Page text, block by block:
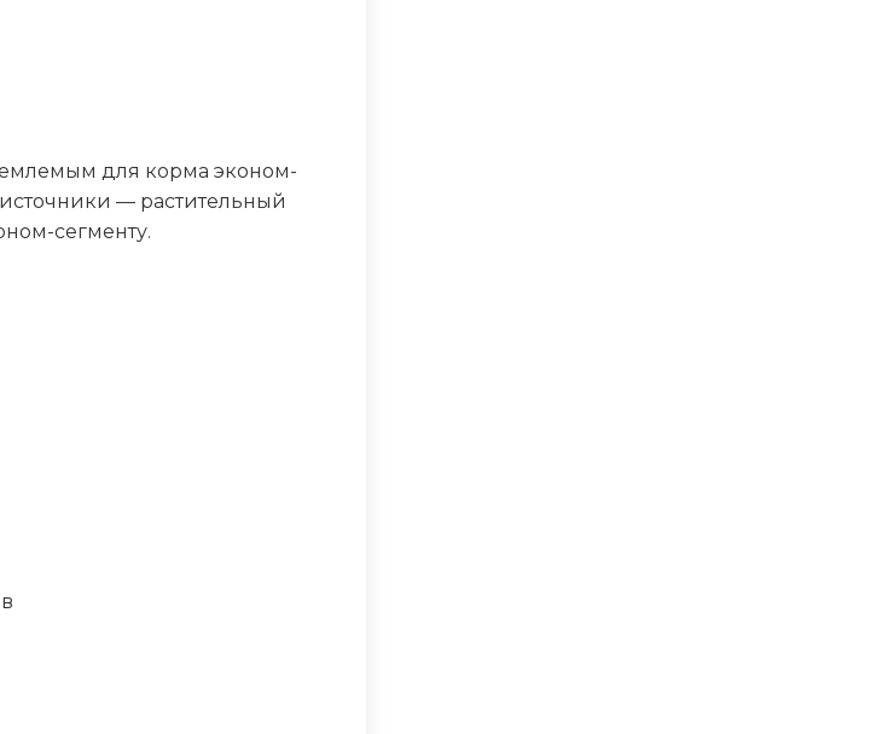
для корма эконом-
— растительный
сегменту.